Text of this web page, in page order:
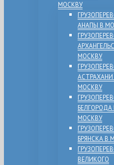
МОСКВУ
АНАПЫ В
МОСКВУ
АСТРАХАНИ
МОСКВУ
БЕЛГОРОДА
МОСКВУ
БРЯНСКА В
ВЕЛИКОГО